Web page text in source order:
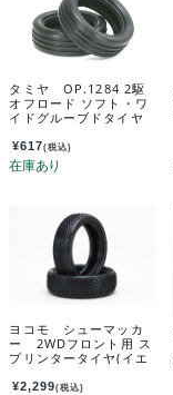
タミヤ OP.1284 2駆
オフロード ソフト・ワ
イドグルーブドタイヤ
¥617(税込)
ヨコモ シューマッカ
ー 2WDフロント用 ス
プリンタータイヤ(イエ
¥2,299(税込)